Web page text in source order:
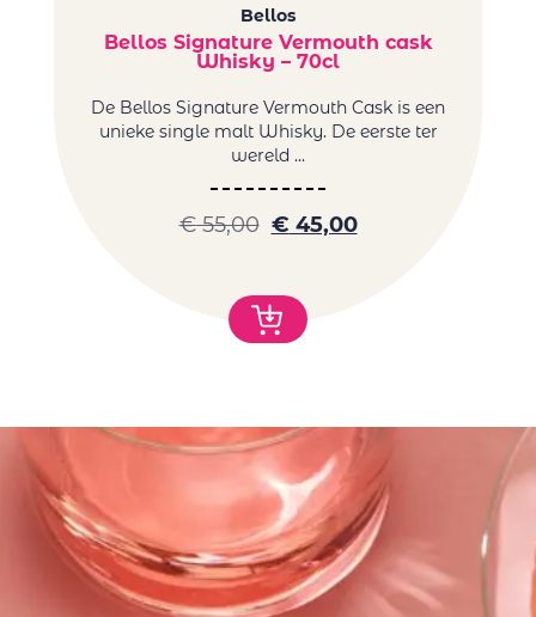
Bellos
Bellos Signature Vermouth cask
Whisky – 70cl
De Bellos Signature Vermouth Cask is een
unieke single malt Whisky. De eerste ter
wereld ...
€55,00 € 45,00